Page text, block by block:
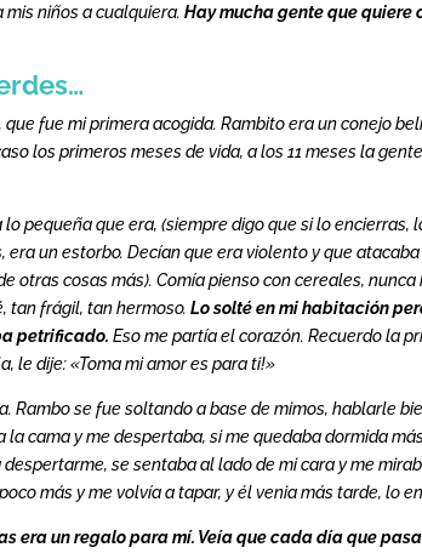
mis niños a cualquiera.Hay mucha gente que quiere
fue mi primera acogida. Rambito era un conejo
los primeros meses de vida, a los 11 meses la
pequeña que era, (siempre digo que si lo encierras,
un estorbo. Decían que era violento y que
otras cosas más). Comía pienso con cereales, nunca
tan frágil, tan hermoso.Lo solté en mi habitación
petrificado. Eso me partía el corazón. Recuerdo la
le dije: «Toma mi amor es para ti!»
Rambo se fue soltando a base de mimos, hablarle
cama y me despertaba, si me quedaba dormida
se sentaba al lado de mi cara y me
más y me volvía a tapar, y él venia más tarde, lo
era un regalo para mí. Veía que cada día que